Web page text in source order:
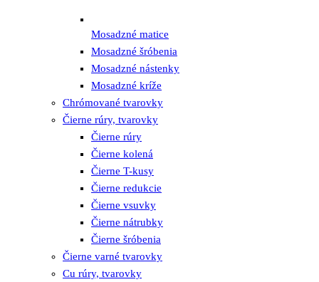
Mosadzné matice
Mosadzné šróbenia
Mosadzné nástenky
Mosadzné kríže
Chrómované tvarovky
Čierne rúry, tvarovky
Čierne rúry
Čierne kolená
Čierne T-kusy
Čierne redukcie
Čierne vsuvky
Čierne nátrubky
Čierne šróbenia
Čierne varné tvarovky
Cu rúry, tvarovky